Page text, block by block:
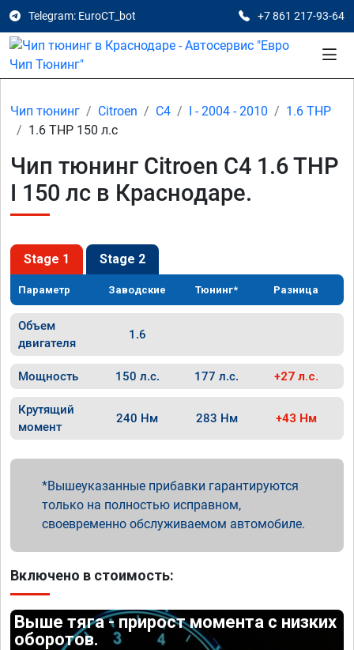
Telegram: EuroCT_bot +7 861 217-93-64
Чип тюнинг Citroen C4 I - 2004 - 2010
1.6 THP
1.6 THP 150 л.с
Чип тюнинг Citroen C4 1.6 THP
I 150 лс в Краснодаре.
Stage 1 Stage 2
Параметр Заводские Тюнинг* Разница
Объем
двигателя
1.6
Мощность 150 л.с. 177 л.с. +27 л.с.
Крутящий
момент
240 Нм 283 Нм +43 Нм
Вышеуказанные прибавки гарантируются
только на полностью исправном,
своевременно обслуживаемом автомобиле.
Включено в стоимость:
Выше тяга - прирост момента с низких
оборотов.